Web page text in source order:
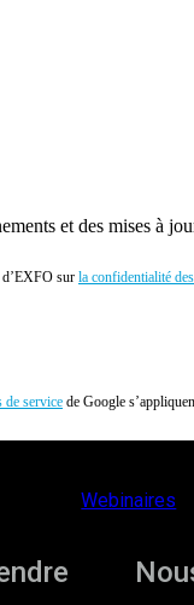
et des mises à
d’EXFO sur la confidentialité
de service de Google
Webinaires